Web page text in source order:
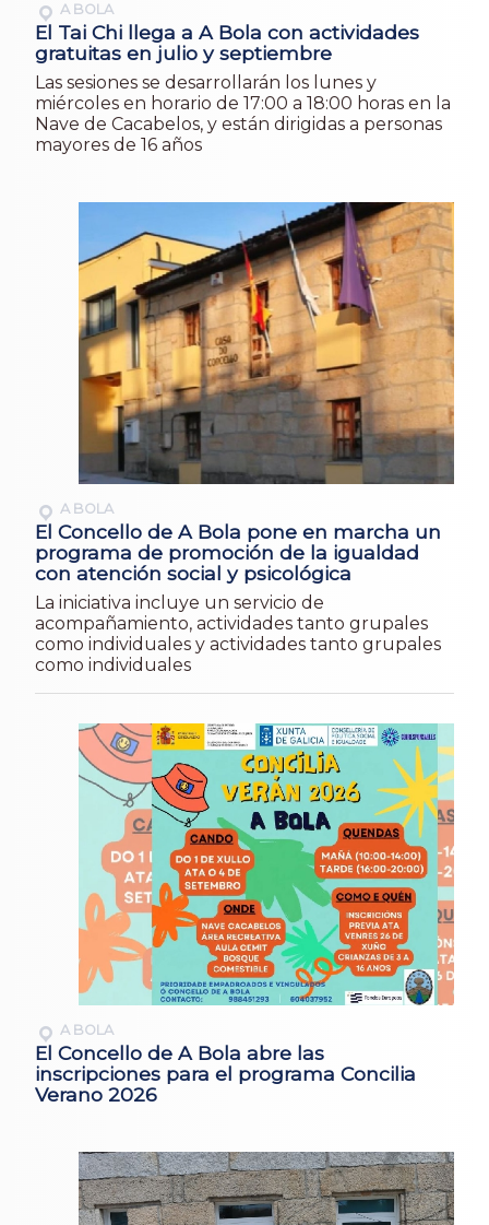
A BOLA
El Tai Chi llega a A Bola con actividades
gratuitas en julio y septiembre
Las sesiones se desarrollarán los lunes y
miércoles en horario de 17:00 a 18:00 horas en la
Nave de Cacabelos, y están dirigidas a personas
mayores de 16 años
A BOLA
El Concello de A Bola pone en marcha un
programa de promoción de la igualdad
con atención social y psicológica
La iniciativa incluye un servicio de
acompañamiento, actividades tanto grupales
como individuales y actividades tanto grupales
como individuales
A BOLA
El Concello de A Bola abre las
inscripciones para el programa Concilia
Verano 2026